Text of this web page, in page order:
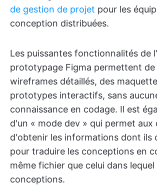
de gestion de projet pour les
conception distribuées.
Les puissantes fonctionnalités de
prototypage Figma permettent de
wireframes détaillés, des
prototypes interactifs, sans
connaissance en codage. Il est
d'un « mode dev » qui permet aux
d'obtenir les informations dont ils
pour traduire les conceptions en
même fichier que celui dans
conceptions.